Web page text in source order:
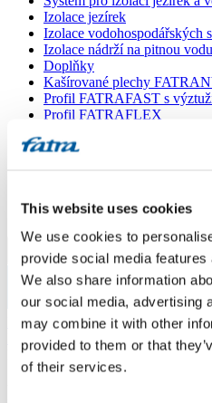
This website uses cookies
We use cookies to
provide social media
We also share information
our social media, advertising
may combine it with other
provided to them or that
of their services.
Izolace jezírek
Izolace vodohospodářských
Izolace nádrží na pitnou vodu
Doplňky
Kašírované plechy
Profil FATRAFAST s
Profil FATRAFLEX
Parozábrana a tepelná izolace
VŠECHNY PRODUKTY
Menu
Menu
Domů/
Poradna
klasifikace střešního pláště